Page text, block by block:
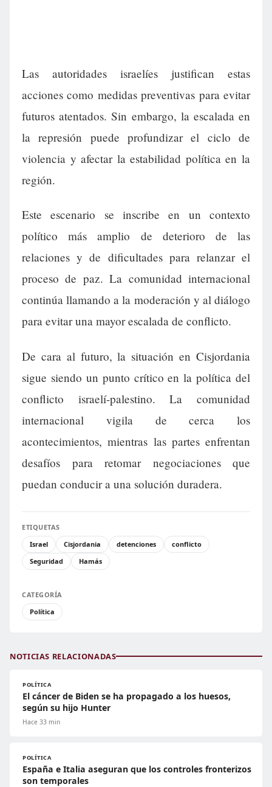
Las autoridades israelíes justifican estas
acciones como medidas preventivas para evitar
futuros atentados. Sin embargo, la escalada en
la represión puede profundizar el ciclo de
violencia y afectar la estabilidad política en la
región.
Este escenario se inscribe en un contexto
político más amplio de deterioro de las
relaciones y de dificultades para relanzar el
proceso de paz. La comunidad internacional
continúa llamando a la moderación y al diálogo
para evitar una mayor escalada de conflicto.
De cara al futuro, la situación en Cisjordania
sigue siendo un punto crítico en la política del
conflicto israelí-palestino. La comunidad
internacional vigila de cerca los
acontecimientos, mientras las partes enfrentan
desafíos para retomar negociaciones que
puedan conducir a una solución duradera.
ETIQUETAS
Israel
Cisjordania detenciones
conflicto
Seguridad
Hamás
CATEGORÍA
Política
NOTICIAS RELACIONADAS
POLÍTICA
El cáncer de Biden se ha propagado a los huesos,
según su hijo Hunter
Hace 33 min
POLÍTICA
España e Italia aseguran que los controles fronterizos
son temporales